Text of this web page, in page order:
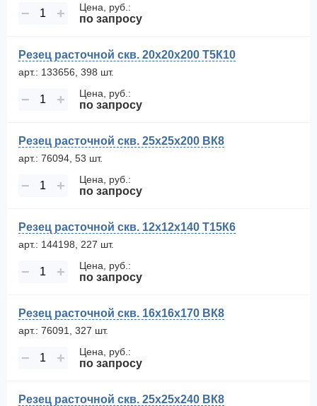
− + Цена, руб.:
по запросу
Резец расточной скв. 20х20х200 Т5К10
арт.: 133656, 398 шт.
− + Цена, руб.:
по запросу
Резец расточной скв. 25х25х200 ВК8
арт.: 76094, 53 шт.
− + Цена, руб.:
по запросу
Резец расточной скв. 12х12х140 Т15К6
арт.: 144198, 227 шт.
− + Цена, руб.:
по запросу
Резец расточной скв. 16х16х170 ВК8
арт.: 76091, 327 шт.
− + Цена, руб.:
по запросу
Резец расточной скв. 25х25х240 ВК8